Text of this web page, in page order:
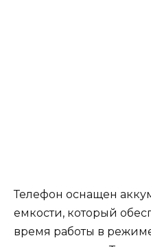
Телефон оснащен
емкости, который
время работы в